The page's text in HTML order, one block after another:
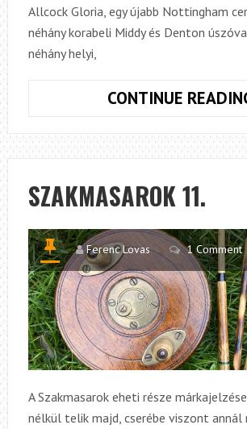
Allcock Gloria, egy újabb Nottingham
néhány korabeli Middy és Denton
néhány helyi,
CONTINUE
SZAKMASAROK 11.
Ferenc Lovas 1 Comment
A Szakmasarok eheti része
nélkül telik majd, cserébe viszont annál